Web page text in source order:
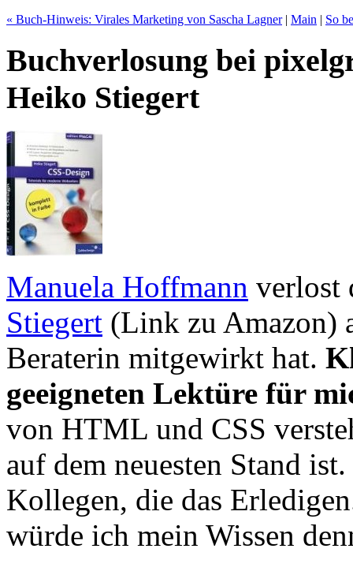
« Buch-Hinweis: Virales Marketing von Sascha Lagner| Main | So
Buchverlosung bei
Heiko Stiegert
Manuela Hoffmann verlost
Stiegert (Link zu Amazon)
Beraterin mitgewirkt hat.
geeigneten Lektüre für
von HTML und CSS
auf dem neuesten Stand
Kollegen, die das
würde ich mein Wissen